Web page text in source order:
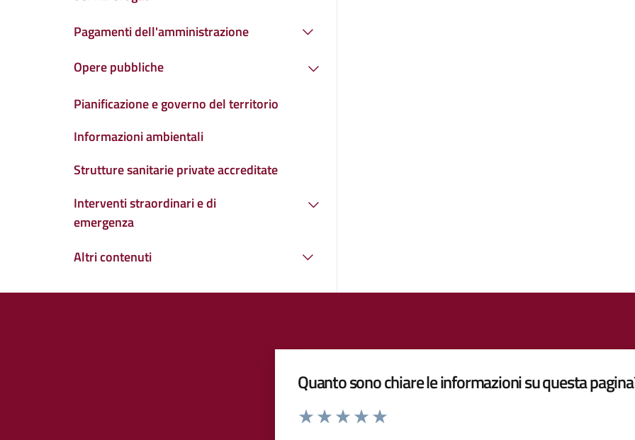
Pagamenti dell'amministrazione
Opere pubbliche
Pianificazione e governo del territorio
Informazioni ambientali
Strutture sanitarie private accreditate
Interventi straordinari e di
emergenza
Altri contenuti
Quanto sono chiare le informazioni su questa
Valuta da 1 a 5 stelle la pagina